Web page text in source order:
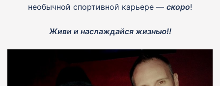
необычной спортивной карьере — скоро!
Живи и наслаждайся жизнью!!